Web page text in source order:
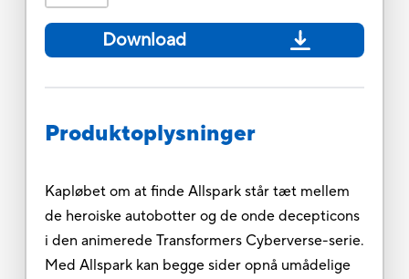
Download
Produktoplysninger
Kapløbet om at finde Allspark står tæt mellem
de heroiske autobotter og de onde decepticons
i den animerede Transformers Cyberverse-serie.
Med Allspark kan begge sider opnå umådelige